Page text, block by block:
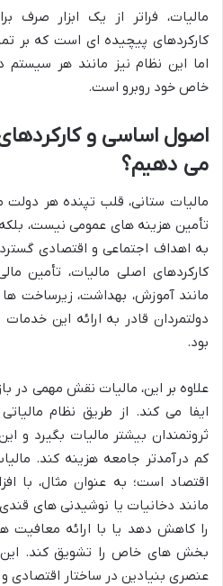
مالیات، فراتر از یک ابزار صرف
کارکردهای پیچیده ای است که بر
اما این نظام نیز مانند هر
خاص خود روبرو است.
اصول اساسی و
می دهیم؟
مالیات ستانی، قلب تپنده هر دولت
تأمین هزینه های عمومی نیست، بلکه
به اهداف اجتماعی و اقتصادی
کارکردهای اصلی مالیات، تأمین
مانند آموزش، بهداشت، زیرساخت
دولتمردان قادر به ارائه این
بود.
علاوه بر این، مالیات نقش مهمی در
ایفا می کند. از طریق نظام
ثروتمندان بیشتر مالیات بگیرد و
کم درآمدتر جامعه هزینه کند.
اقتصاد است؛ به عنوان مثال، با
مانند دخانیات یا نوشیدنی های
را کاهش دهد یا با ارائه معافیت
بخش های خاص را تشویق کند. این
عنصری بنیادین در ساختار اقتصادی